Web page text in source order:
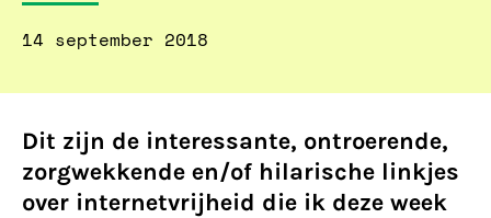
14 september 2018
Dit zijn de interessante, ontroerende,
zorgwekkende en/of hilarische linkjes
over internetvrijheid die ik deze week